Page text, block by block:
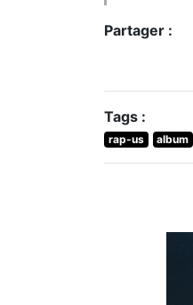
Partager :
Tags :
rap-us album